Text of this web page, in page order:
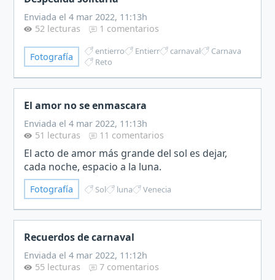
Enviada el 4 mar 2022, 11:13h
52 lecturas
1 comentarios
Fotografía entierro Entierr carnaval
Carnava
Reto
El amor no se enmascara
Enviada el 4 mar 2022, 11:13h
51 lecturas
11 comentarios
​El acto de amor más grande del sol es dejar,
cada noche, espacio a la luna.​
Fotografía Sol luna Venecia
Recuerdos de carnaval
Enviada el 4 mar 2022, 11:12h
55 lecturas
7 comentarios